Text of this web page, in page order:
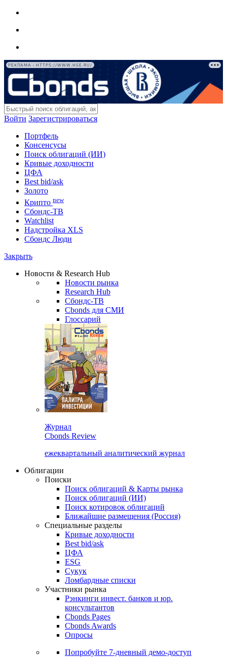
РЕКЛАМА • HTTPS://WWW.HSE.RU/
Войти Зарегистрироваться
Портфель
Консенсусы
Поиск облигаций (ИИ)
Кривые доходности
ЦФА
Best bid/ask
Золото
Крипто new
Сбондс-ТВ
Watchlist
Надстройка XLS
Сбондс Люди
Закрыть
Новости & Research Hub
Новости рынка
Research Hub
Сбондс-ТВ
Cbonds для СМИ
Глоссарий
Журнал
Cbonds Review
ежеквартальный аналитический журнал
Облигации
Поиски
Поиск облигаций & Карты рынка
Поиск облигаций (ИИ)
Поиск котировок облигаций
Ближайшие размещения (Россия)
Специальные разделы
Кривые доходности
Best bid/ask
ЦФА
ESG
Сукук
Ломбардные списки
Участники рынка
Рэнкинги инвест. банков и юр.
консультантов
Cbonds Pages
Cbonds Awards
Опросы
Попробуйте 7-дневный демо-доступ